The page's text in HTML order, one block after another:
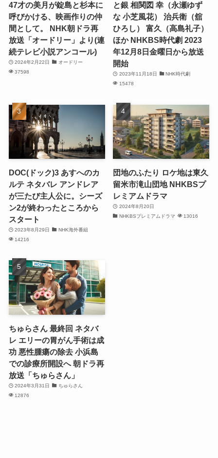
47才の美月が錠島と杉本に
呼びかける、映画作りの仲
間として。 NHK朝ドラ再
放送「オードリー」より(連
続テレビ小説アンコール)
2024年2月22日
オードリー
37598
と銀 相関図 幸（永瀬ゆず
な 小芝風花） 治兵衛（舘
ひろし） 富久（高島礼子）
ほか NHKBS時代劇 2023
年12月8日金曜日から放送
開始
2023年11月18日
NHK時代劇
15478
DOC(ドック)3 あすへのカ
ルテ ネタバレ アンドレア
が三たび主人公に。シーズ
ン2が終わったところから
スタート
2023年8月29日
NHK海外番組
14216
団地のふたり ロケ地は東久
留米市滝山団地 NHKBSプ
レミアムドラマ
2024年8月20日
NHKBSプレミアムドラマ
13016
ちゅらさん 最終回 ネタバ
レ エリーの胃がん手術は成
功 悪性腫瘍の除去 小浜島
での診療所開設へ 朝ドラ再
放送「ちゅらさん」
2024年3月31日
ちゅらさん
12876